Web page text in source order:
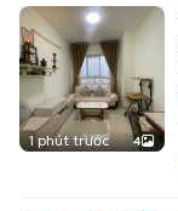
1 phút trước 4